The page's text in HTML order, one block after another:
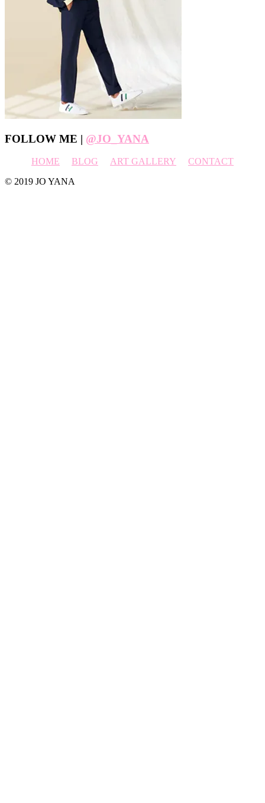
Footer
FOLLOW ME | @JO_YANA
HOME BLOG ART GALLERY
CONTACT
© 2019 JO YANA